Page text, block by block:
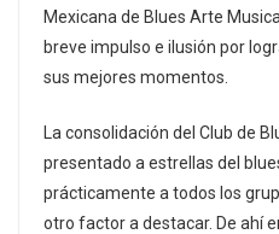
Mexicana de Blues Arte
breve impulso e ilusión por
sus mejores momentos.
La consolidación del Club de
presentado a estrellas del
prácticamente a todos los
otro factor a destacar. De ahí